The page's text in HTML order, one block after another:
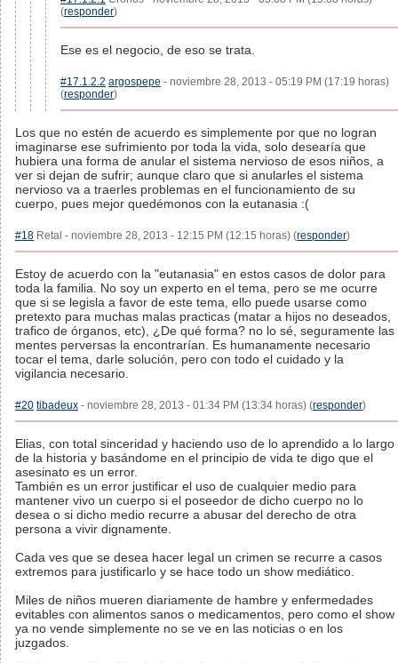
(responder)
Ese es el negocio, de eso se trata.
#17.1.2.2 argospepe - noviembre 28, 2013 - 05:19 PM (17:19 horas)
(responder)
Los que no estén de acuerdo es simplemente por que no logran
imaginarse ese sufrimiento por toda la vida, solo desearía que
hubiera una forma de anular el sistema nervioso de esos niños, a
ver si dejan de sufrir; aunque claro que si anularles el sistema
nervioso va a traerles problemas en el funcionamiento de su
cuerpo, pues mejor quedémonos con la eutanasia :(
#18 Retal - noviembre 28, 2013 - 12:15 PM (12:15 horas) (responder)
Estoy de acuerdo con la "eutanasia" en estos casos de dolor para
toda la familia. No soy un experto en el tema, pero se me ocurre
que si se legisla a favor de este tema, ello puede usarse como
pretexto para muchas malas practicas (matar a hijos no deseados,
trafico de órganos, etc), ¿De qué forma? no lo sé, seguramente las
mentes perversas la encontrarían. Es humanamente necesario
tocar el tema, darle solución, pero con todo el cuidado y la
vigilancia necesario.
#20 tibadeux - noviembre 28, 2013 - 01:34 PM (13:34 horas) (responder)
Elias, con total sinceridad y haciendo uso de lo aprendido a lo largo
de la historia y basándome en el principio de vida te digo que el
asesinato es un error.
También es un error justificar el uso de cualquier medio para
mantener vivo un cuerpo si el poseedor de dicho cuerpo no lo
desea o si dicho medio recurre a abusar del derecho de otra
persona a vivir dignamente.
Cada ves que se desea hacer legal un crimen se recurre a casos
extremos para justificarlo y se hace todo un show mediático.
Miles de niños mueren diariamente de hambre y enfermedades
evitables con alimentos sanos o medicamentos, pero como el show
ya no vende simplemente no se ve en las noticias o en los
juzgados.